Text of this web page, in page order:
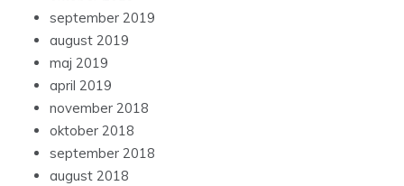
september 2019
august 2019
maj 2019
april 2019
november 2018
oktober 2018
september 2018
august 2018